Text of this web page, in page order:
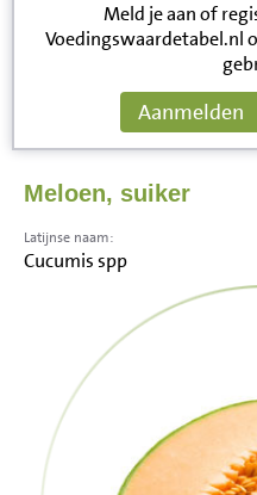
Meld je aan of
Voedingswaardetabel.nl
Aanmelden
Meloen, suiker
Latijnse naam:
Cucumis spp